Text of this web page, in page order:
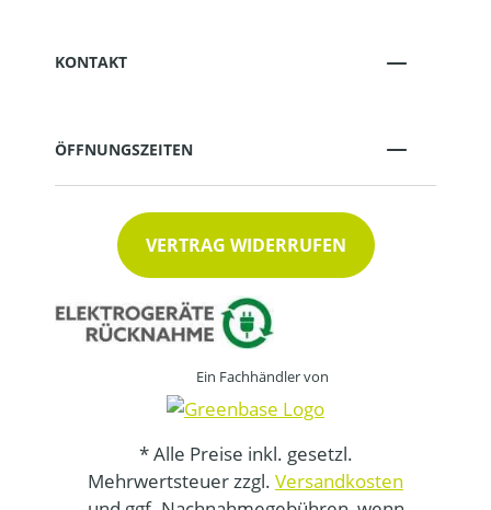
KONTAKT
ÖFFNUNGSZEITEN
VERTRAG WIDERRUFEN
Ein Fachhändler von
* Alle Preise inkl. gesetzl.
Mehrwertsteuer zzgl. Versandkosten